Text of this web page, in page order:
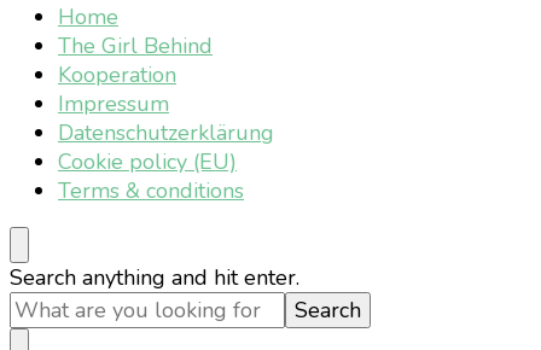
Home
The Girl Behind
Kooperation
Impressum
Datenschutzerklärung
Cookie policy (EU)
Terms & conditions
Looking
for
Something?
Search anything and hit enter.